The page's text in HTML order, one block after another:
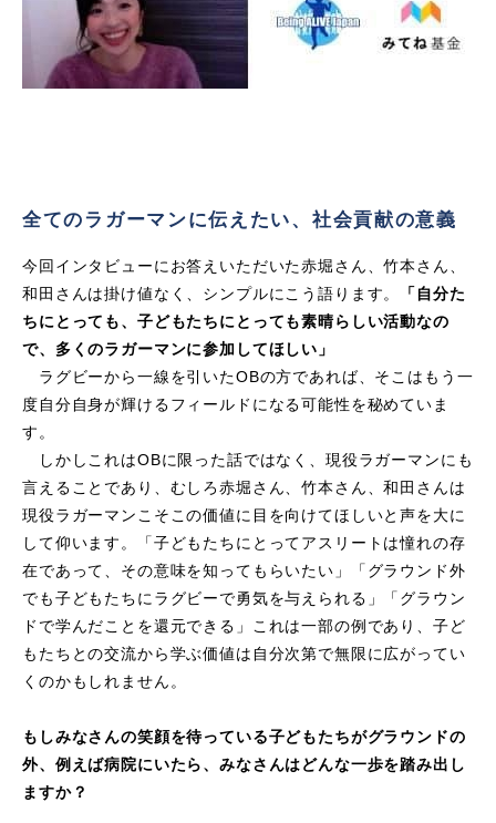
全てのラガーマンに伝えたい、社会貢献の意義
今回インタビューにお答えいただいた赤堀さん、竹本さん、
和田さんは掛け値なく、シンプルにこう語ります。
「自分た
ちにとっても、子どもたちにとっても素晴らしい活動なの
で、多くのラガーマンに参加してほしい」
ラグビーから一線を引いたOBの方であれば、そこはもう一
度自分自身が輝けるフィールドになる可能性を秘めていま
す。
しかしこれはOBに限った話ではなく、現役ラガーマンにも
言えることであり、むしろ赤堀さん、竹本さん、和田さんは
現役ラガーマンこそこの価値に目を向けてほしいと声を大に
して仰います。「子どもたちにとってアスリートは憧れの存
在であって、その意味を知ってもらいたい」「グラウンド外
でも子どもたちにラグビーで勇気を与えられる」「 グラウン
ド で学んだことを還元できる」これは一部の例であり、子ど
もたちとの交流から学ぶ価値は自分次第で無限に広がってい
くのかもしれません。
もしみなさんの笑顔を待っている子どもたちがグラウンドの
外、例えば病院にいたら、みなさんはどんな一歩を踏み出し
ますか？